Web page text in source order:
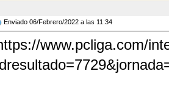
Enviado 06/Febrero/2022 a las 11:34
www.pcliga.com/